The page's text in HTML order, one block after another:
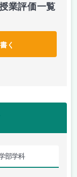
業評価一覧
く
部学科